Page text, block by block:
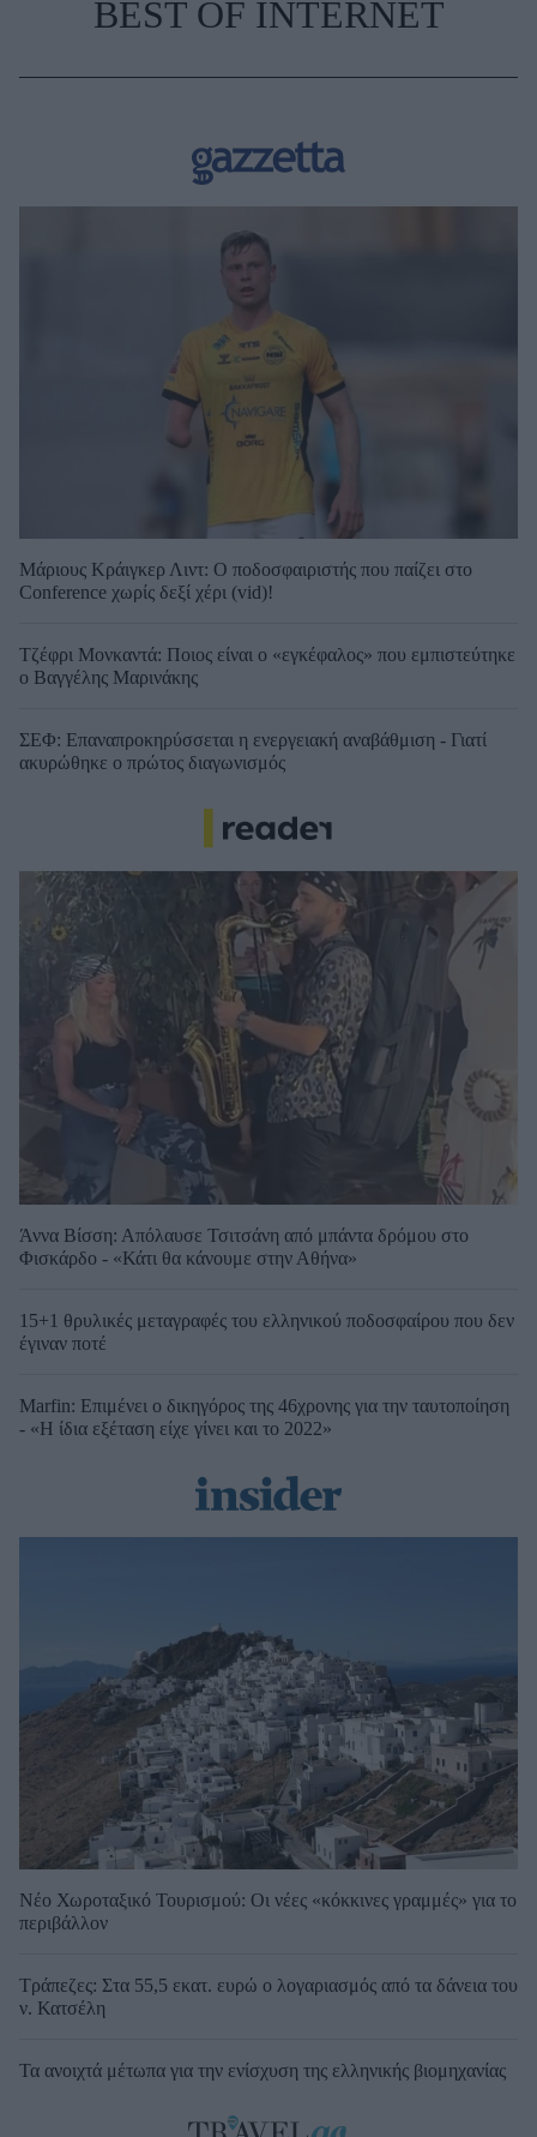
BEST OF INTERNET
Μάριους Κράιγκερ Λιντ: Ο ποδοσφαιριστής που παίζει στο
Conference χωρίς δεξί χέρι (vid)!
Τζέφρι Μονκαντά: Ποιος είναι ο «εγκέφαλος» που εμπιστεύτηκε
ο Βαγγέλης Μαρινάκης
ΣΕΦ: Επαναπροκηρύσσεται η ενεργειακή αναβάθμιση - Γιατί
ακυρώθηκε ο πρώτος διαγωνισμός
Άννα Βίσση: Απόλαυσε Τσιτσάνη από μπάντα δρόμου στο
Φισκάρδο - «Κάτι θα κάνουμε στην Αθήνα»
15+1 θρυλικές μεταγραφές του ελληνικού ποδοσφαίρου που δεν
έγιναν ποτέ
Marfin: Επιμένει ο δικηγόρος της 46χρονης για την ταυτοποίηση
- «Η ίδια εξέταση είχε γίνει και το 2022»
Νέο Χωροταξικό Τουρισμού: Οι νέες «κόκκινες γραμμές» για το
περιβάλλον
Τράπεζες: Στα 55,5 εκατ. ευρώ ο λογαριασμός από τα δάνεια του
ν. Κατσέλη
Τα ανοιχτά μέτωπα για την ενίσχυση της ελληνικής βιομηχανίας